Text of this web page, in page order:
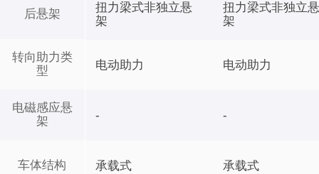
后悬架
转向助力类
型
电磁感应悬
架
车体结构
扭力梁式非独立悬
架
扭力梁式非独立
架
电动助力 电动助力
- -
承载式 承载式